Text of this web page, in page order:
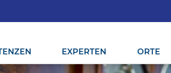
EXPERTEN ORTE